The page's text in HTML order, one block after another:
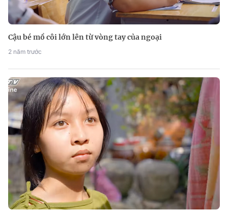
Cậu bé mồ côi lớn lên từ vòng tay của ngoại
2 năm trước